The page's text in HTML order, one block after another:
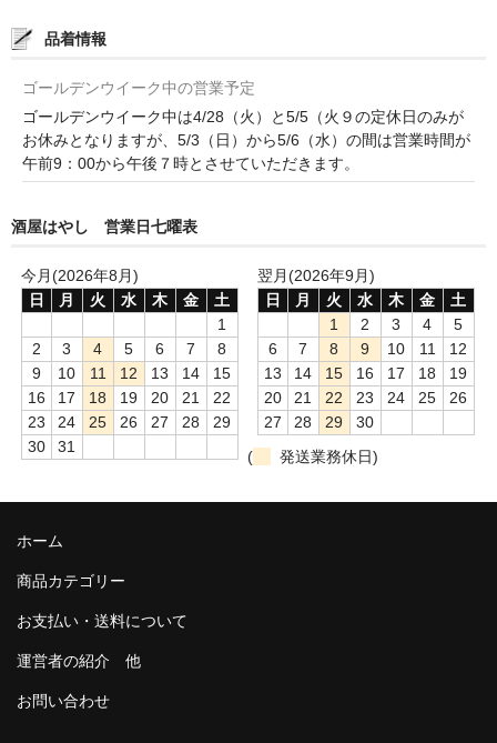
Fabulas（ﾌｧﾋﾞｭﾗｽ）
United States of America / ｱﾒﾘｶ合衆国
ひやおろし
たまり
キッコウトミ
南蔵商店
品着情報
ゴールデンウイーク中の営業予定
ゴールデンウイーク中は4/28（火）と5/5（火９の定休日のみが
お休みとなりますが、5/3（日）から5/6（水）の間は営業時間が
午前9：00から午後７時とさせていただきます。
酒屋はやし 営業日七曜表
今月(2026年8月)
日
月 火 水 木 金
土
1
2
3 4 5 6 7
8
9
10 11 12 13 14
15
16
17 18 19 20 21
22
23
24 25 26 27 28
29
30
31
翌月(2026年9月)
日
月 火 水 木 金
土
1
2 3 4
5
6
7 8 9 10 11
12
13
14 15 16 17 18
19
20
21 22 23 24 25
26
27
28 29
30
(
発送業務休日)
ホーム
商品カテゴリー
お支払い・送料について
運営者の紹介 他
お問い合わせ